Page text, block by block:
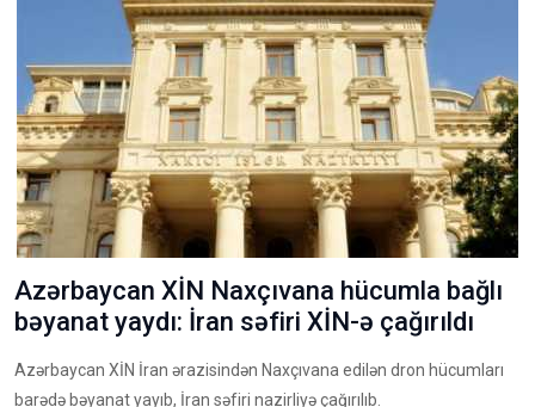
Azərbaycan XİN Naxçıvana hücumla bağlı
bəyanat yaydı: İran səfiri XİN-ə çağırıldı
Azərbaycan XİN İran ərazisindən Naxçıvana edilən dron hücumları
barədə bəyanat yayıb, İran səfiri nazirliyə çağırılıb.